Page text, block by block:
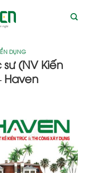
DỤNG
(NV Kiến
Haven